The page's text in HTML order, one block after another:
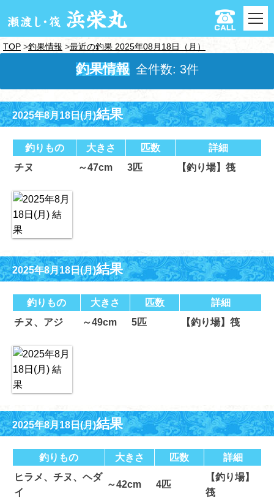
TOP 釣果情報 最近の釣果 2025年08月18日（月）
釣果情報 全件数: 3件
2025年8月18日(月)結果
釣りもの 大きさ 匹数
詳細
チヌ
～47cm 3匹 【釣り場】筏
2025年8月18日(月)結果
釣りもの 大きさ 匹数
詳細
チヌ、アジ
～49cm 5匹 【釣り場】筏
2025年8月18日(月)結果
釣りもの 大きさ 匹数
詳細
ヒラメ、チヌ、ヘダ
イ
～42cm 4匹
【釣り場】
筏